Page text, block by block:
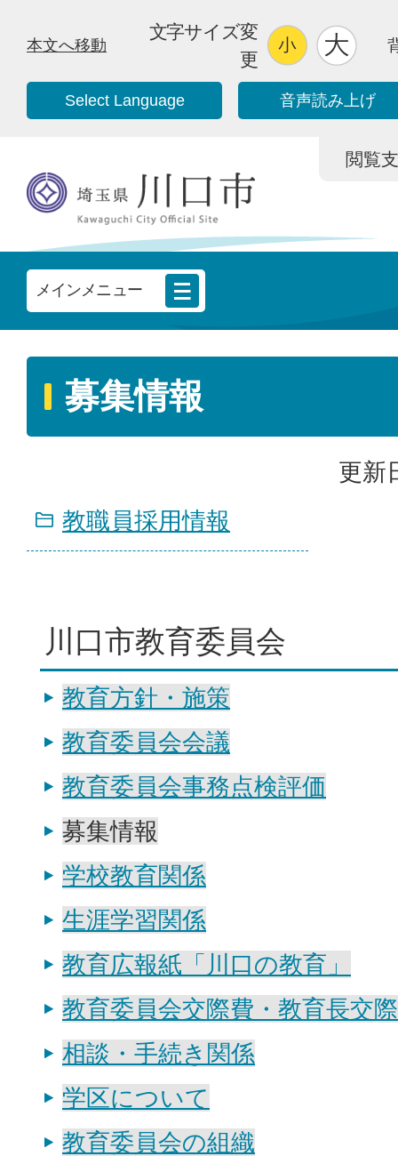
本文へ移動
文字サイズ変
更
Select Language 音声読み上げ
閲覧
メインメニュー
募集情報
更新
教職員採用情報
川口市教育委員会
教育方針・施策
教育委員会会議
教育委員会事務点検評価
募集情報
学校教育関係
生涯学習関係
教育広報紙「川口の教育」
教育委員会交際費・教育長交
相談・手続き関係
学区について
教育委員会の組織